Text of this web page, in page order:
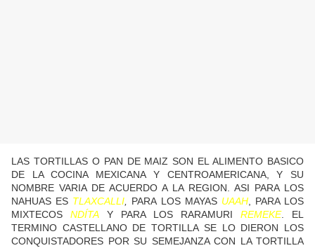
LAS TORTILLAS O PAN DE MAIZ SON EL ALIMENTO BASICO
DE LA COCINA MEXICANA Y CENTROAMERICANA, Y SU
NOMBRE VARIA DE ACUERDO A LA REGION. ASI PARA LOS
NAHUAS ES TLAXCALLI PARA LOS MAYAS UAAH, PARA LOS
MIXTECOS NDÍTA Y PARA LOS RARAMURI REMEKE. EL
TERMINO CASTELLANO DE TORTILLA SE LO DIERON LOS
CONQUISTADORES POR SU SEMEJANZA CON LA TORTILLA